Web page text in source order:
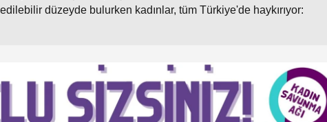
düzeyde bulurken kadınlar, tüm Türkiye'de haykırıyor: